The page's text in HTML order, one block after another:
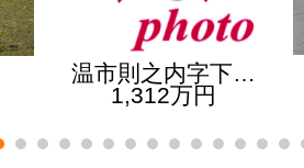
温市則之内字下…
1,312万円